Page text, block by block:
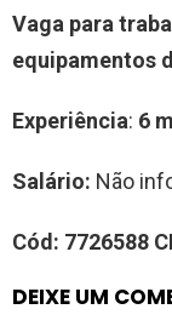
Vaga para
equipamentos
Experiência: 6
Salário: Não
Cód: 7726588
DEIXE UM